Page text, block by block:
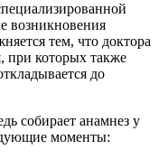
возникновения
тем, что доктора
при которых также
до
собирает анамнез у
моменты: